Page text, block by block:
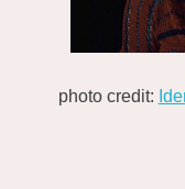
photo credit: